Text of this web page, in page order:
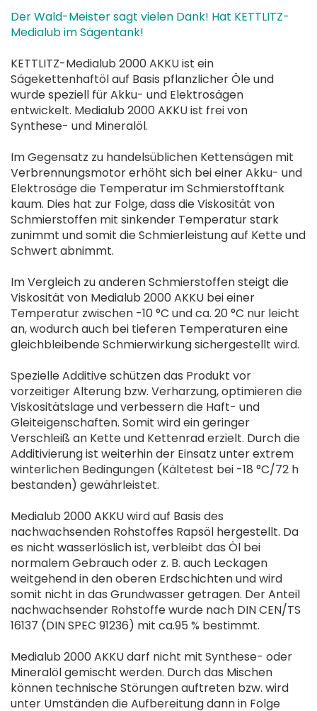
Der Wald-Meister sagt vielen Dank! Hat KETTLITZ-
Medialub im Sägentank!
KETTLITZ-Medialub 2000 AKKU ist ein
Sägekettenhaftöl auf Basis pflanzlicher Öle und
wurde speziell für Akku- und Elektrosägen
entwickelt. Medialub 2000 AKKU ist frei von
Synthese- und Mineralöl.
Im Gegensatz zu handelsüblichen Kettensägen mit
Verbrennungsmotor erhöht sich bei einer Akku- und
Elektrosäge die Temperatur im Schmierstofftank
kaum. Dies hat zur Folge, dass die Viskosität von
Schmierstoffen mit sinkender Temperatur stark
zunimmt und somit die Schmierleistung auf Kette und
Schwert abnimmt.
Im Vergleich zu anderen Schmierstoffen steigt die
Viskosität von Medialub 2000 AKKU bei einer
Temperatur zwischen -10 °C und ca. 20 °C nur leicht
an, wodurch auch bei tieferen Temperaturen eine
gleichbleibende Schmierwirkung sichergestellt wird.
Spezielle Additive schützen das Produkt vor
vorzeitiger Alterung bzw. Verharzung, optimieren die
Viskositätslage und verbessern die Haft- und
Gleiteigenschaften. Somit wird ein geringer
Verschleiß an Kette und Kettenrad erzielt. Durch die
Additivierung ist weiterhin der Einsatz unter extrem
winterlichen Bedingungen (Kältetest bei -18 °C/72 h
bestanden) gewährleistet.
Medialub 2000 AKKU wird auf Basis des
nachwachsenden Rohstoffes Rapsöl hergestellt. Da
es nicht wasserlöslich ist, verbleibt das Öl bei
normalem Gebrauch oder z. B. auch Leckagen
weitgehend in den oberen Erdschichten und wird
somit nicht in das Grundwasser getragen. Der Anteil
nachwachsender Rohstoffe wurde nach DIN CEN/TS
16137 (DIN SPEC 91236) mit ca.95 % bestimmt.
Medialub 2000 AKKU darf nicht mit Synthese- oder
Mineralöl gemischt werden. Durch das Mischen
können technische Störungen auftreten bzw. wird
unter Umständen die Aufbereitung dann in Folge